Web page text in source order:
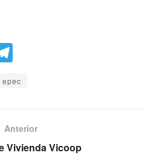
at e
a
m
epec
Anterior
Vivienda Vicoop